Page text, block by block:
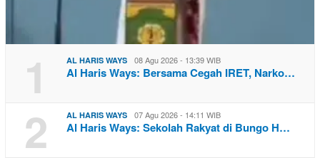
1 AL HARIS WAYS 08 Agu 2026 - 13:39 WIB
Al Haris Ways: Bersama Cegah IRET, Narko…
2 AL HARIS WAYS 07 Agu 2026 - 14:11 WIB
Al Haris Ways: Sekolah Rakyat di Bungo H…